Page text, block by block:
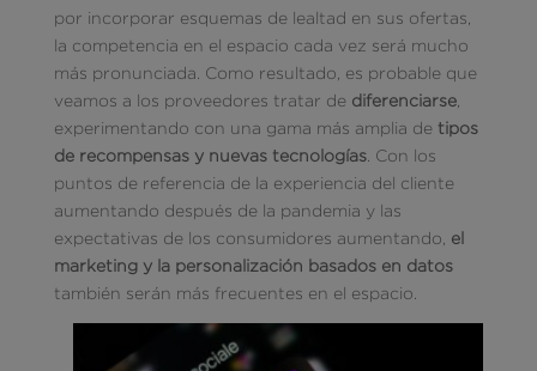
por incorporar esquemas de lealtad en sus ofertas,
la competencia en el espacio cada vez será mucho
más pronunciada. Como resultado, es probable que
veamos a los proveedores tratar de diferenciarse,
experimentando con una gama más amplia de tipos
de recompensas y nuevas tecnologías. Con los
puntos de referencia de la experiencia del cliente
aumentando después de la pandemia y las
expectativas de los consumidores aumentando, el
marketing y la personalización basados en datos
también serán más frecuentes en el espacio.